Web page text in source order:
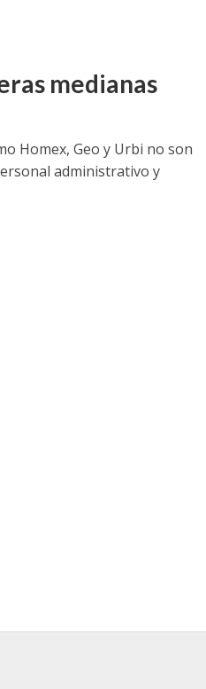
medianas
Homex, Geo y Urbi no son
administrativo y